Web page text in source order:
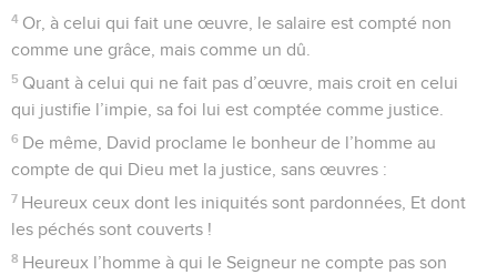
4 Or, à celui qui fait une œuvre, le salaire est compté non
comme une grâce, mais comme un dû.
5 Quant à celui qui ne fait pas d’œuvre, mais croit en celui
qui justifie l’impie, sa foi lui est comptée comme justice.
6 De même, David proclame le bonheur de l’homme au
compte de qui Dieu met la justice, sans œuvres :
7 Heureux ceux dont les iniquités sont pardonnées, Et dont
les péchés sont couverts !
8 Heureux l’homme à qui le Seigneur ne compte pas son